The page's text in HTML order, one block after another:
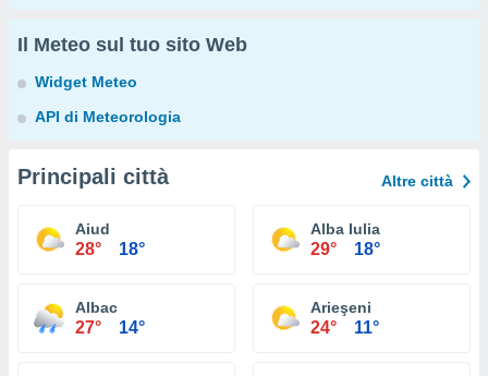
Il Meteo sul tuo sito Web
Widget Meteo
API di Meteorologia
Principali città Altre città
Aiud
28° 18°
Alba Iulia
29° 18°
Albac
27° 14°
Arieşeni
24° 11°